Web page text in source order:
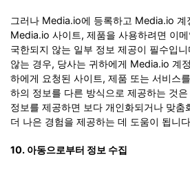
그러나 Media.io에 등록하고 Media.io 계
Media.io 사이트, 제품을 사용하려면 이
국한되지 않는 일부 정보 제공이 필수입
않는 경우, 당사는 귀하에게 Media.io 계
하에게 요청된 사이트, 제품 또는 서비스
하의 정보를 다른 방식으로 제공하는 것
정보를 제공하면 보다 개인화되거나 맞춤
더 나은 경험을 제공하는 데 도움이 됩니
10. 아동으로부터 정보 수집